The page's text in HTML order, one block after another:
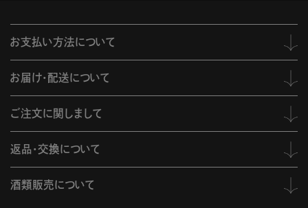
お支払い方法について
お届け・配送について
ご注文に関しまして
返品・交換について
酒類販売について